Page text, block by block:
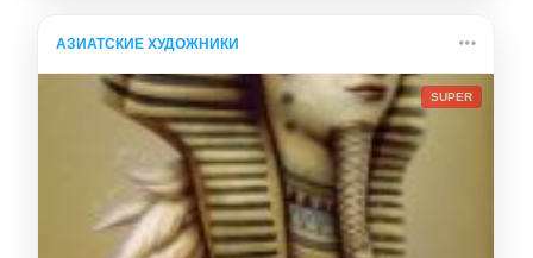
АЗИАТСКИЕ ХУДОЖНИКИ
SUPER